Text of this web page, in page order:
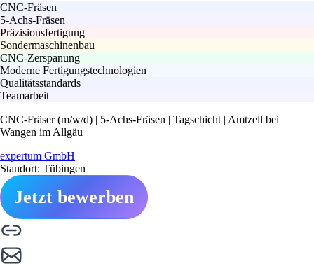
CNC-Fräsen
5-Achs-Fräsen
Präzisionsfertigung
Sondermaschinenbau
CNC-Zerspanung
Moderne Fertigungstechnologien
Qualitätsstandards
Teamarbeit
CNC-Fräser (m/w/d) | 5-Achs-Fräsen | Tagschicht | Amtzell bei
Wangen im Allgäu
expertum GmbH
Standort: Tübingen
Jetzt bewerben